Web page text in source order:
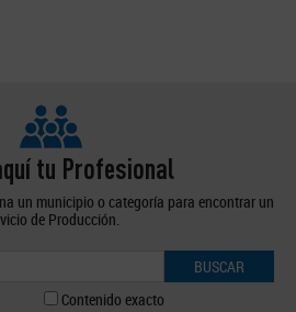
tu Profesional
un municipio o categoría para encontrar un
de Producción.
BUSCAR
Contenido exacto